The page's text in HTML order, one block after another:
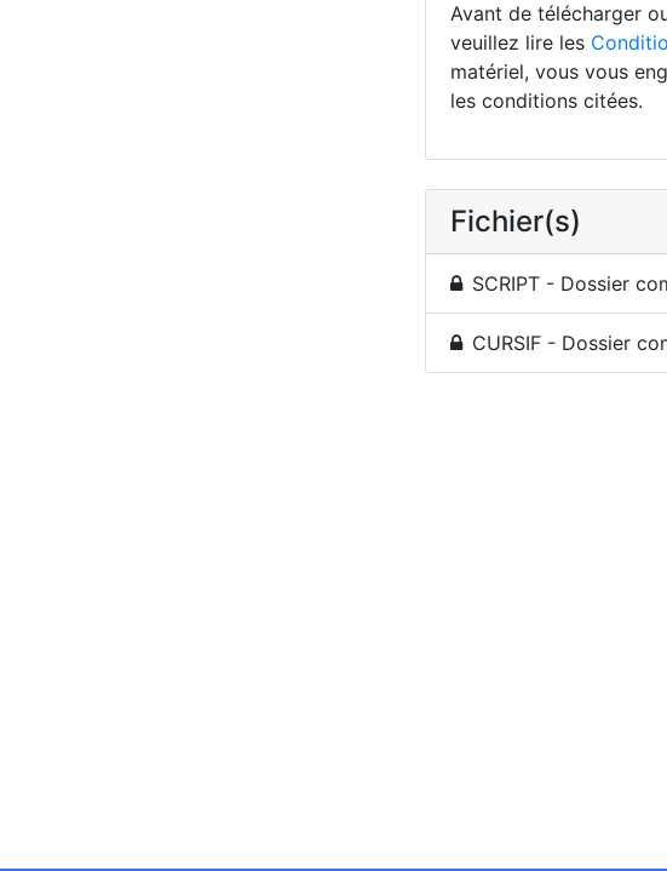
Avant de télécharger
veuillez lire les
matériel, vous vous
les conditions citées.
Fichier(s)
SCRIPT - Dossier
CURSIF - Dossier